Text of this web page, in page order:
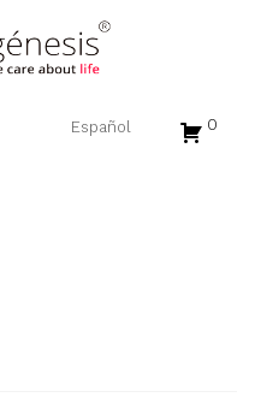
0